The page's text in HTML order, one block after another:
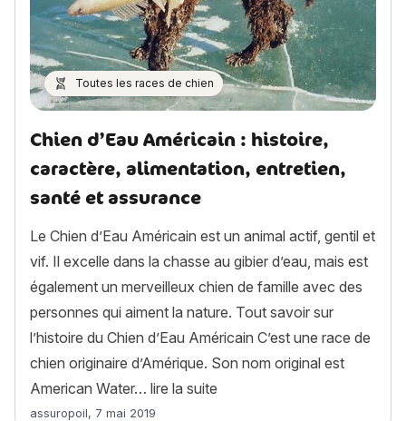
Toutes les races de chien
Chien d’Eau Américain : histoire,
caractère, alimentation, entretien,
santé et assurance
Le Chien d’Eau Américain est un animal actif, gentil et
vif. Il excelle dans la chasse au gibier d’eau, mais est
également un merveilleux chien de famille avec des
personnes qui aiment la nature. Tout savoir sur
l’histoire du Chien d’Eau Américain C’est une race de
chien originaire d’Amérique. Son nom original est
American Water… lire la suite
Article rédigé par
assuropoil, 7 mai 2019